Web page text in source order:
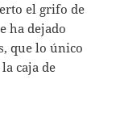
el grifo de
ha dejado
que lo único
caja de